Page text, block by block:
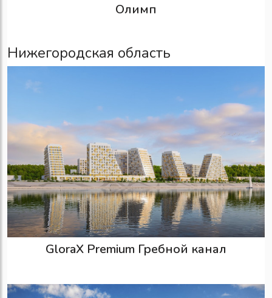
Олимп
Нижегородская область
GloraX Premium Гребной канал